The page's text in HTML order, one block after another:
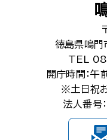
徳島県鳴
TEL
開庁時間：
※土日祝
法人番